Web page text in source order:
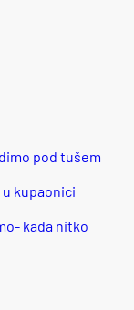
pod tušem
kupaonici
kada nitko